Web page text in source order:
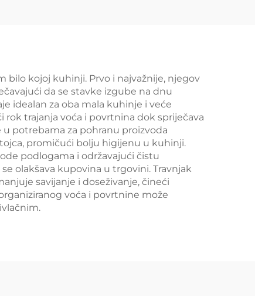
kojoj kuhinji. Prvo i najvažnije, njegov
da se stavke izgube na dnu
idealan za oba mala kuhinje i veće
trajanja voća i povrtnina dok spriječava
potrebama za pohranu proizvoda
promičući bolju higijenu u kuhinji.
podlogama i održavajući čistu
olakšava kupovina u trgovini. Travnjak
savijanje i doseživanje, čineći
voća i povrtnine može